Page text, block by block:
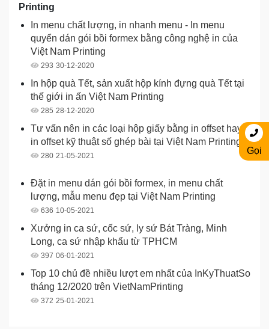
Printing
In menu chất lượng, in nhanh menu - In menu
quyển dán gói bồi formex bằng công nghệ in của
Việt Nam Printing
293 30-12-2020
In hộp quà Tết, sản xuất hộp kính đựng quà Tết tại
thế giới in ấn Việt Nam Printing
285 28-12-2020
Tư vấn nên in các loại hộp giấy bằng in offset hay
in offset kỹ thuật số ghép bài tại Việt Nam Printing
280 21-05-2021
Đặt in menu dán gói bồi formex, in menu chất
lượng, mẫu menu đẹp tại Việt Nam Printing
636 10-05-2021
Xưởng in ca sứ, cốc sứ, ly sứ Bát Tràng, Minh
Long, ca sứ nhập khẩu từ TPHCM
397 06-01-2021
Top 10 chủ đề nhiều lượt em nhất của InKyThuatSo
tháng 12/2020 trên VietNamPrinting
372 25-01-2021
Gọi